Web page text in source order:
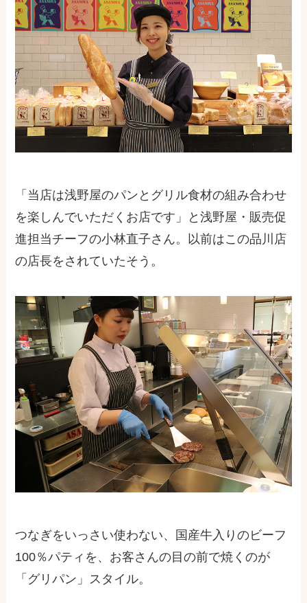
「当店は浅野屋のパンとグリル食材の組み合わせ
を楽しんでいただくお店です」と浅野屋・販売促
進担当チーフの小林直子さん。以前はこの品川店
の店長をされていたそう。
つなぎをいっさい使わない、国産牛入りのビーフ
100％パティを、お客さんの目の前で焼くのが
「グリパン」スタイル。